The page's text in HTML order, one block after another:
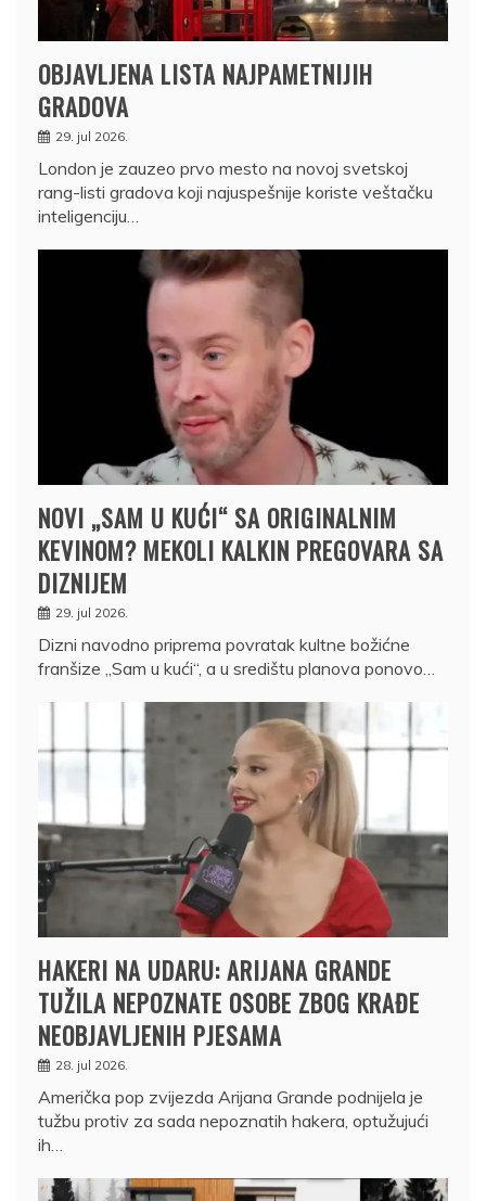
OBJAVLJENA LISTA NAJPAMETNIJIH
GRADOVA
29. jul 2026.
London je zauzeo prvo mesto na novoj svetskoj
rang-listi gradova koji najuspešnije koriste veštačku
inteligenciju…
NOVI „SAM U KUĆI“ SA ORIGINALNIM
KEVINOM? MEKOLI KALKIN PREGOVARA SA
DIZNIJEM
29. jul 2026.
Dizni navodno priprema povratak kultne božićne
franšize „Sam u kući“, a u središtu planova ponovo…
HAKERI NA UDARU: ARIJANA GRANDE
TUŽILA NEPOZNATE OSOBE ZBOG KRAĐE
NEOBJAVLJENIH PJESAMA
28. jul 2026.
Američka pop zvijezda Arijana Grande podnijela je
tužbu protiv za sada nepoznatih hakera, optužujući
ih…